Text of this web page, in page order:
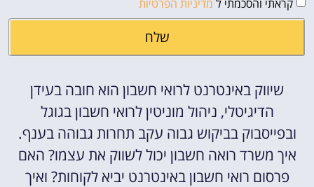
קראתי והסכמתי ל מדיניות הפרטיות
שלח
שיווק באינטרנט לרואי חשבון הוא חובה בעידן
הדיגיטלי, ניהול מוניטין לרואי חשבון בגוגל
ובפייסבוק בביקוש גבוה עקב תחרות גבוהה בענף.
איך משרד רואה חשבון יכול לשווק את עצמו? האם
פרסום רואי חשבון באינטרנט יביא לקוחות? ואיך